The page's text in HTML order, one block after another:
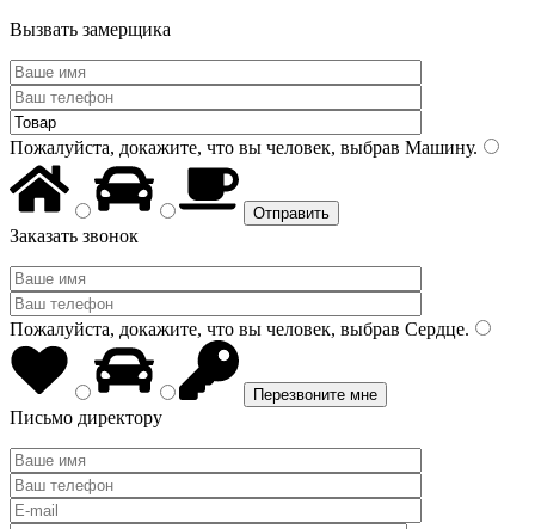
Вызвать замерщика
Пожалуйста, докажите, что вы человек, выбрав Машину.
Заказать звонок
Пожалуйста, докажите, что вы человек, выбрав Сердце.
Письмо директору